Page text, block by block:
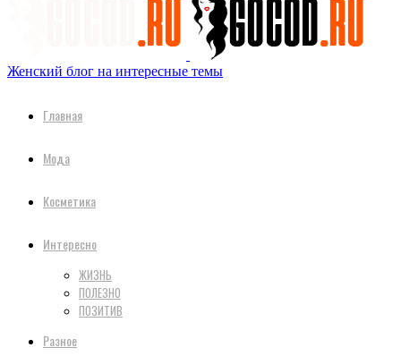
Женский блог на интересные темы
Главная
Мода
Косметика
Интересно
ЖИЗНЬ
ПОЛЕЗНО
ПОЗИТИВ
Разное